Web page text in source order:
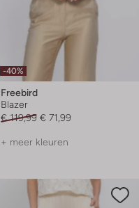
-40%
Freebird
Blazer
€ 119,99 € 71,99
+ meer kleuren